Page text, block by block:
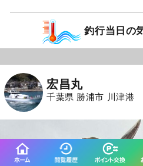
釣行当日の
宏昌丸
千葉県 勝浦市 川津港